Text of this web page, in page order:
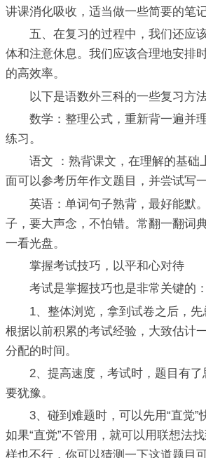
讲课消化吸收，适当做一些简要的笔
五、在复习的过程中，我们还应
体和注意休息。我们应该合理地安排
的高效率。
以下是语数外三科的一些复习方法
数学：整理公式，重新背一遍并
练习。
语文 ：熟背课文，在理解的基础
面可以参考历年作文题目，并尝试写一
英语：单词句子熟背，最好能默
子，要大声念，不怕错。常翻一翻词
一看光盘。
掌握考试技巧，以平和心对待
考试是掌握技巧也是非常关键的：
1、整体浏览，拿到试卷之后，先
根据以前积累的考试经验，大致估计
分配的时间。
2、提高速度，考试时，题目有了
要犹豫。
3、碰到难题时，可以先用“直觉”
如果“直觉”不管用，就可以用联想法
样也不行，你可以猜测一下这道题目